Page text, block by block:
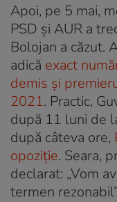
Apoi, pe 5 mai,
PSD și AUR a
Bolojan a căzut.
adică exact
demis și
2021. Practic,
după 11 luni de
după câteva ore,
opoziție. Seara,
declarat: „Vom
termen